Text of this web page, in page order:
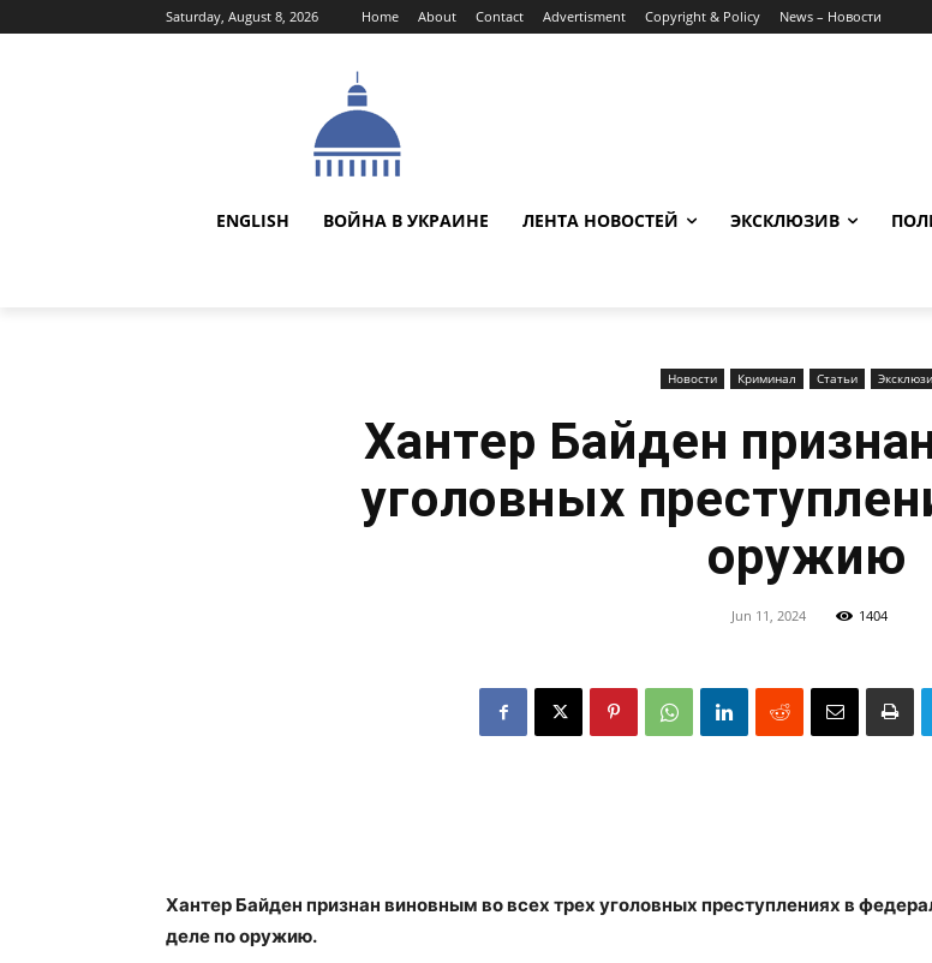
Saturday, August 8, 2026 Home About Contact Advertisment Copyright & Policy News – Новости
ENGLISH ВОЙНА В УКРАИНЕ ЛЕНТА НОВОСТЕЙ ЭКСКЛЮЗИВ
Новости Криминал Статьи
Хантер Байден
уголовных
оружию
Jun 11, 2024 1404
Хантер Байден признан виновным во всех трех уголовных преступлениях в
деле по оружию.